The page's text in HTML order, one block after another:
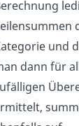
und
dann für